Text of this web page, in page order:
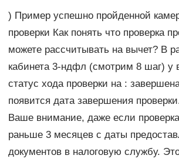
) Пример успешно пройденной
проверки Как понять что проверка
можете рассчитывать на вычет? В
кабинета 3-ндфл (смотрим 8 шаг) у
статус хода проверки на :
появится дата завершения
Ваше внимание, даже если
раньше 3 месяцев с даты
документов в налоговую службу.